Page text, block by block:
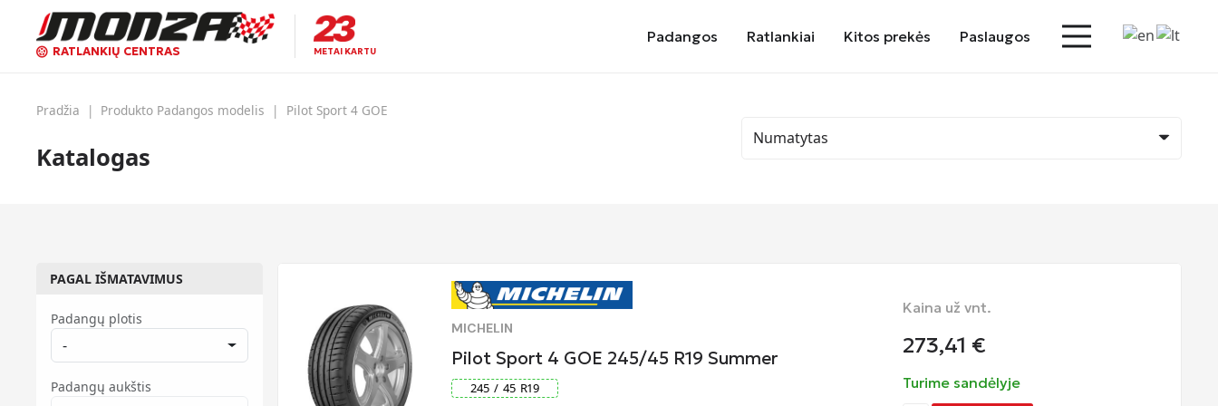
RATLANKIŲ CENTRAS METAI KARTU
Padangos Ratlankiai Kitos prekės Paslaugos
Pradžia | Produkto Padangos modelis | Pilot Sport 4 GOE
Katalogas
PAGAL IŠMATAVIMUS
Padangų plotis
-
Padangų aukštis
MICHELIN
Pilot Sport 4 GOE 245/45 R19 Summer
245 / 45 R19
Kaina už vnt.
273,41 €
Turime sandėlyje